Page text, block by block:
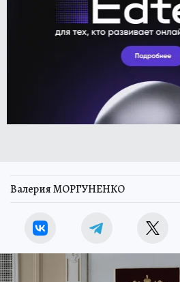
Валерия МОРГУНЕНКО